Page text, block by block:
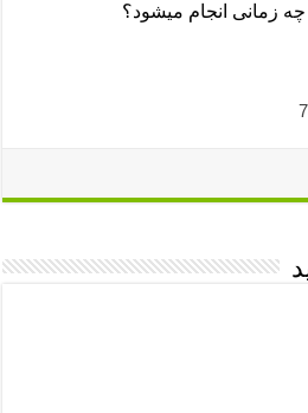
زمانی انجام میشود؟